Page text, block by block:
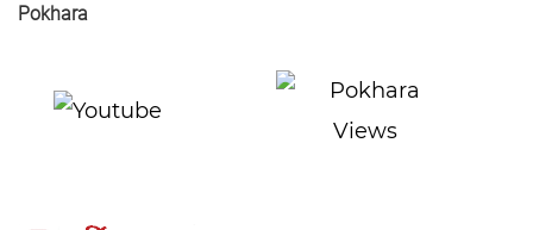
Pokhara